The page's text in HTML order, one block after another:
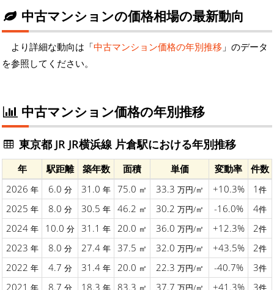
中古マンションの価格相場の最新動向
より詳細な動向は「中古マンション価格の年別推移 」のデータ
を参照してください。
中古マンション価格の年別推移
東京都 JR JR横浜線 片倉駅における年別推移
年 駅距離 築年数 面積 単価 変動率
件数
2026 年 6.0 分 31.0 年 75.0 ㎡ 33.3 万円/㎡ +10.3% 1 件
2025 年 8.0 分 30.5 年 46.2 ㎡ 30.2 万円/㎡ -16.0% 4件
2024 年 10.0 分 31.1 年 20.0 ㎡ 36.0 万円/㎡ +12.3% 2件
2023 年 8.0 分 27.4 年 37.5 ㎡ 32.0 万円/㎡ +43.5% 2件
2022 年 4.7 分 31.4 年 20.0 ㎡ 22.3 万円/㎡ -40.7% 3件
2021 年 8.7 分 18.3 年 83.3 ㎡ 37.7 万円/㎡ +41.3% 3件